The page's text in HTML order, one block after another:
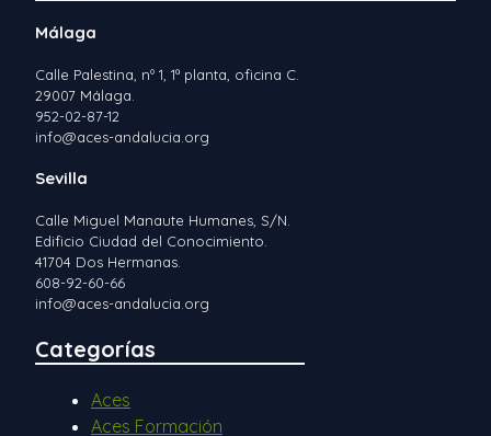
Málaga
Calle Palestina, nº 1, 1ª planta, oficina C.
29007 Málaga.
952-02-87-12
info@aces-andalucia.org
Sevilla
Calle Miguel Manaute Humanes, S/N.
Edificio Ciudad del Conocimiento.
41704 Dos Hermanas.
608-92-60-66
info@aces-andalucia.org
Categorías
Aces
Aces Formación